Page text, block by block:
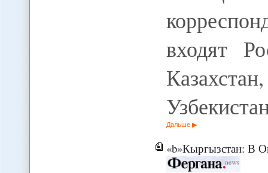
входят
Дальше
«b»Кыргызстан: В Оше похищают